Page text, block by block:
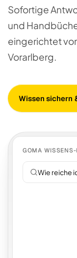
Sofortige
und
eingerichtet
Vorarlberg.
Wissen sichern
GOMA WISSENS-
Wie reiche